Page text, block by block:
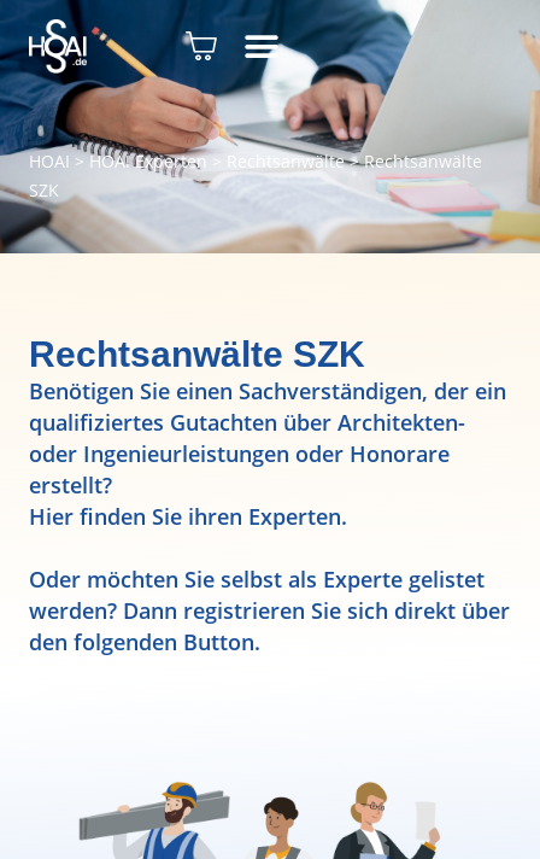
HOAI > HOAI Experten> Rechtsanwälte>Rechtsanwälte
SZK
Rechtsanwälte SZK
Benötigen Sie einen Sachverständigen, der ein
qualifiziertes Gutachten über Architekten-
oder Ingenieurleistungen oder Honorare
erstellt?
Hier finden Sie ihren Experten.
Oder möchten Sie selbst als Experte gelistet
werden? Dann registrieren Sie sich direkt über
den folgenden Button.